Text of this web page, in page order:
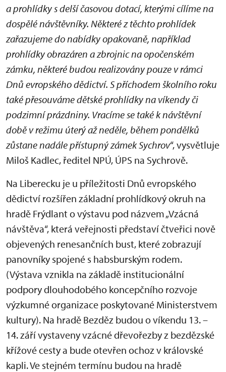
a prohlídky s delší časovou dotací, kterými cílíme na
dospělé návštěvníky. Některé z těchto prohlídek
zařazujeme do nabídky opakovaně, například
prohlídky obrazáren a zbrojnic na opočenském
zámku, některé budou realizovány pouze v rámci
Dnů evropského dědictví. S příchodem školního roku
také přesouváme dětské prohlídky na víkendy či
podzimní prázdniny. Vracíme se také k návštěvní
době v režimu úterý až neděle, během pondělků
zůstane nadále přístupný zámek Sychrov“, vysvětluje
Miloš Kadlec, ředitel NPÚ, ÚPS na Sychrově.
Na Liberecku je u příležitosti Dnů evropského
dědictví rozšířen základní prohlídkový okruh na
hradě Frýdlant o výstavu pod názvem „Vzácná
návštěva“, která veřejnosti představí čtveřici nově
objevených renesančních bust, které zobrazují
panovníky spojené s habsburským rodem.
(Výstava vznikla na základě institucionální
podpory dlouhodobého koncepčního rozvoje
výzkumné organizace poskytované Ministerstvem
kultury). Na hradě Bezděz budou o víkendu 13. –
14. září vystaveny vzácné dřevořezby z bezdězské
křížové cesty a bude otevřen ochoz v královské
kapli. Ve stejném termínu budou na hradě